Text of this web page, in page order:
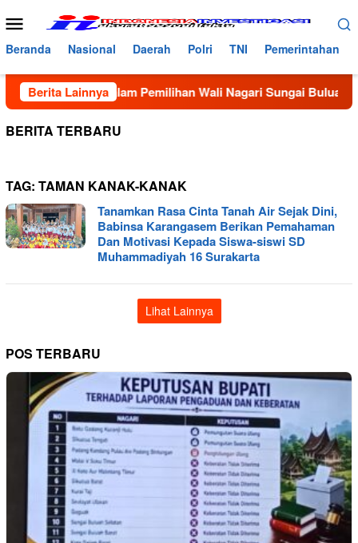
ke
konten
Menu
Mobile
Beranda Nasional Daerah Polri TNI Pemerintahan
Berita Lainnyadalam Pemilihan Wali Nagari Sungai Buluah
BERITA TERBARU
TAG: TAMAN KANAK-KANAK
Tanamkan Rasa Cinta Tanah Air Sejak Dini,
Babinsa Karangasem Berikan Pemahaman
Dan Motivasi Kepada Siswa-siswi SD
Muhammadiyah 16 Surakarta
Lihat Lainnya
POS TERBARU